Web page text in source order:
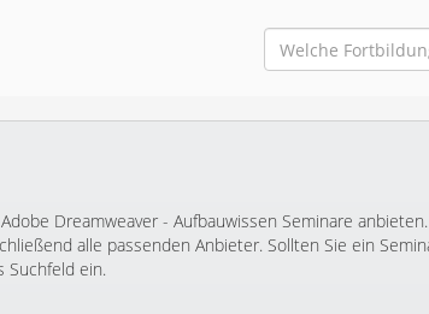
Dreamweaver - Aufbauwissen Seminare
alle passenden Anbieter. Sollten Sie ein
Suchfeld ein.